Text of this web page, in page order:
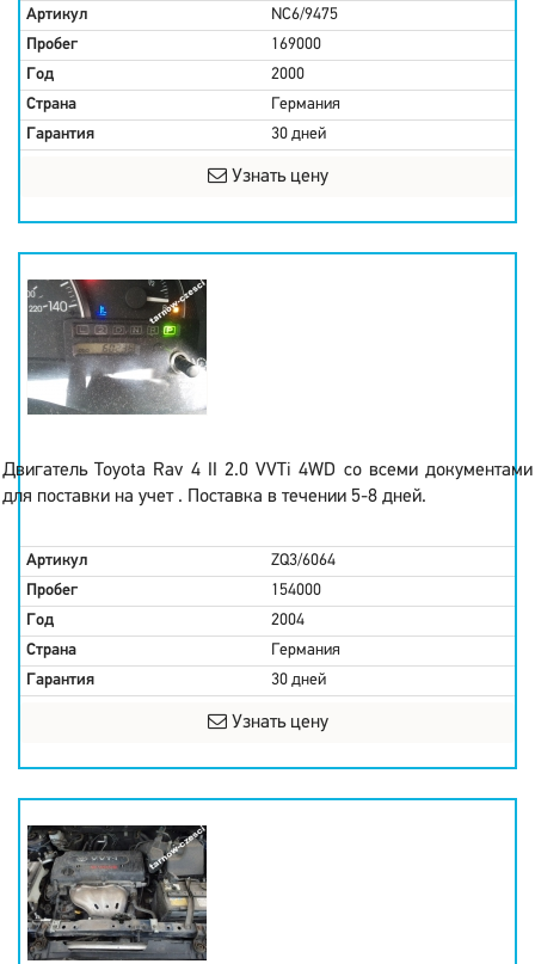
Артикул
NC6/9475
Пробег
169000
Год
2000
Страна
Германия
Гарантия
30 дней
Узнать цену
Двигатель Toyota Rav 4 II 2.0 VVTi 4WD со всеми документами
для поставки на учет . Поставка в течении 5-8 дней.
Артикул
ZQ3/6064
Пробег
154000
Год
2004
Страна
Германия
Гарантия
30 дней
Узнать цену